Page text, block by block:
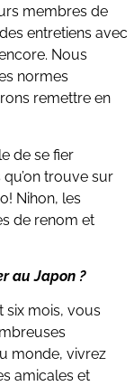
membres de
entretiens avec
Nous
normes
remettre en
de se fier
trouve sur
Nihon, les
de renom et
au Japon ?
six mois, vous
monde, vivrez
amicales et